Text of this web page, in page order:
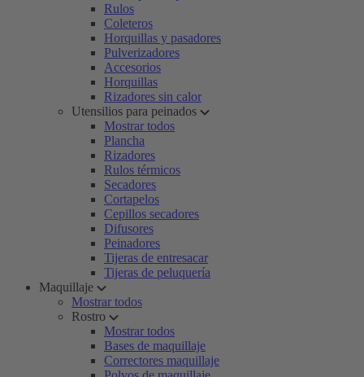
Rulos
Coleteros
Horquillas y pasadores
Pulverizadores
Accesorios
Horquillas
Rizadores sin calor
Utensilios para peinados
Mostrar todos
Plancha
Rizadores
Rulos térmicos
Secadores
Cortapelos
Cepillos secadores
Difusores
Peinadores
Tijeras de entresacar
Tijeras de peluquería
Maquillaje
Mostrar todos
Rostro
Mostrar todos
Bases de maquillaje
Correctores maquillaje